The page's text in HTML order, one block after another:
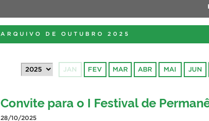
ARQUIVO DE OUTUBRO 2025
JAN FEV MAR ABR MAI JUN
Convite para o I Festival de
28/10/2025